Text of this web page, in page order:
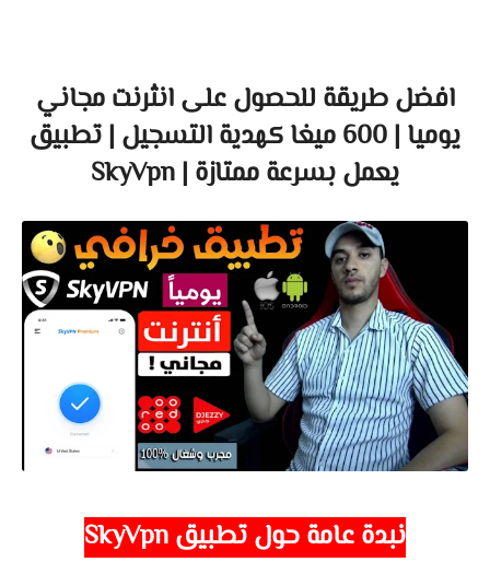
افضل طريقة للحصول على انثرنت مجاني
يوميا | 600 ميغا كهدية التسجيل | تطبيق
يعمل بسرعة ممتازة | SkyVpn
نبدة عامة حولتطبيقSkyVpn